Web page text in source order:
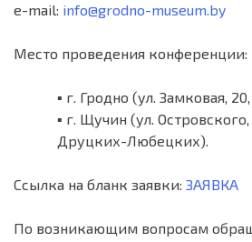
e-mail: info@grodno-museum.by
Место проведения конференции:
▪️ г. Гродно (ул. Замковая,
▪️ г. Щучин (ул.
Друцких-Любецких).
Ссылка на бланк заявки: ЗАЯВКА
По возникающим вопросам